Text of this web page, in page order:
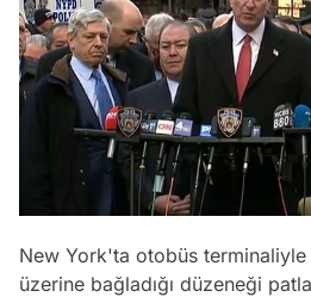
New York'ta otobüs
üzerine bağladığı düzeneği